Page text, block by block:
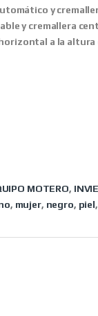
y
y cremallera
a la
MOTERO,
, mujer, negro, piel,